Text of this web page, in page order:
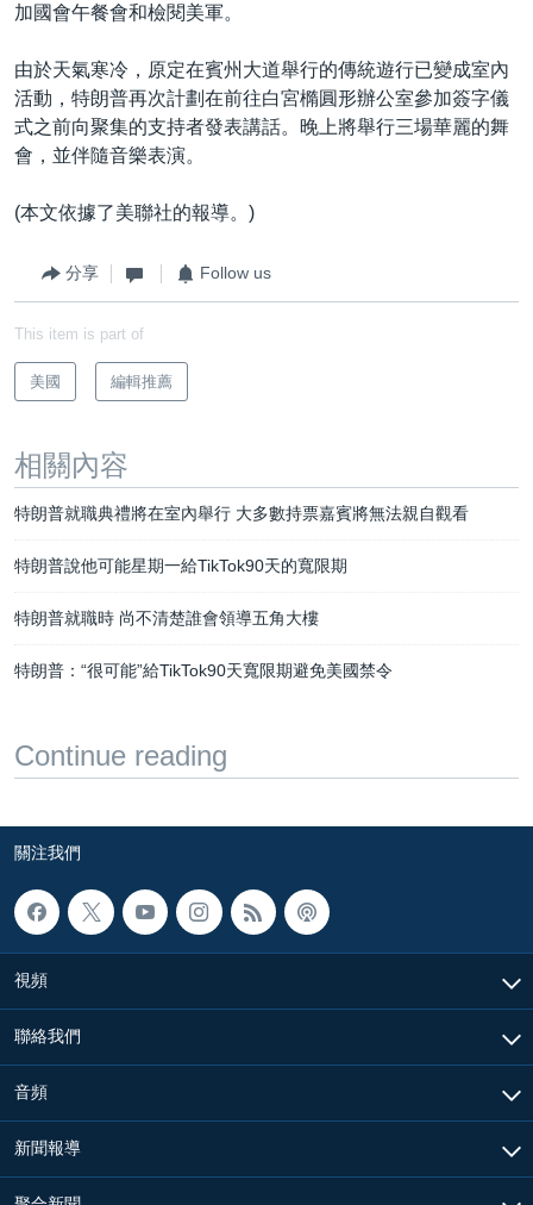
加國會午餐會和檢閱美軍。
由於天氣寒冷，原定在賓州大道舉行的傳統遊行已變成室內
活動，特朗普再次計劃在前往白宮橢圓形辦公室參加簽字儀
式之前向聚集的支持者發表講話。晚上將舉行三場華麗的舞
會，並伴隨音樂表演。
(本文依據了美聯社的報導。)
分享 Follow us
This item is part of
美國 編輯推薦
相關內容
特朗普就職典禮將在室內舉行 大多數持票嘉賓將無法親自觀看
特朗普說他可能星期一給TikTok90天的寬限期
特朗普就職時 尚不清楚誰會領導五角大樓
特朗普：“很可能”給TikTok90天寬限期避免美國禁令
Continue reading
關注我們
視頻
聯絡我們
音頻
新聞報導